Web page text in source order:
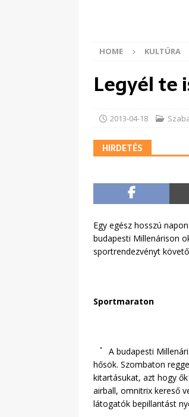
HOME KULTÚRA
Legyél te
2013-04-18
HIRDETÉS
Egy egész hosszú
budapesti Millenárison
sportrendezvényt
Sportmaraton
A budapesti
hősök. Szombaton
kitartásukat, azt hogy
airball, omnitrix kereső
látogatók bepillantást